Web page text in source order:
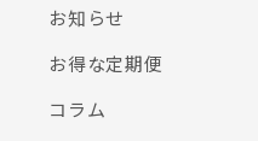
お知らせ
お得な定期便
コラム